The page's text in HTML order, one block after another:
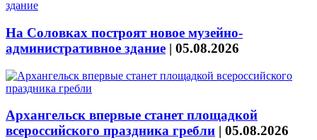
На Соловках построят новое музейно-
административное здание | 05.08.2026
Архангельск впервые станет площадкой
всероссийского праздника гребли | 05.08.2026